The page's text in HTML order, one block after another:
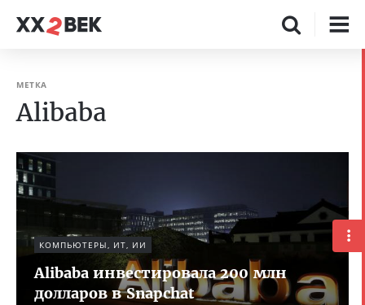
МЕТКА
Alibaba
КОМПЬЮТЕРЫ, ИТ, ИИ
Alibaba инвестировала 200 млн
долларов в Snapchat